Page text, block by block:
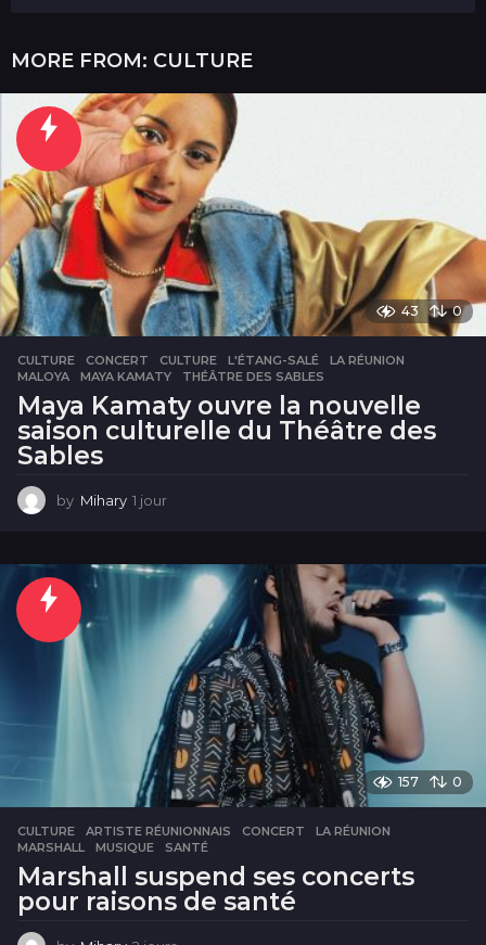
MORE FROM: CULTURE
43 0
CULTURE CONCERT ,CULTURE ,L'ÉTANG-SALÉ ,LA RÉUNION
MALOYA
,MAYA KAMATY ,THÉÂTRE DES SABLES
Maya Kamaty ouvre la nouvelle
saison culturelle du Théâtre des
Sables
by Mihary 1 jour
u
157 0
CULTURE ARTISTE RÉUNIONNAIS ,CONCERT ,LA RÉUNION
MARSHALL
,MUSIQUE ,SANTÉ
Marshall suspend ses concerts
pour raisons de santé